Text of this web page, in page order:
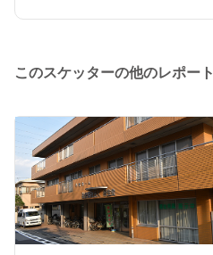
このスケッターの他のレポート